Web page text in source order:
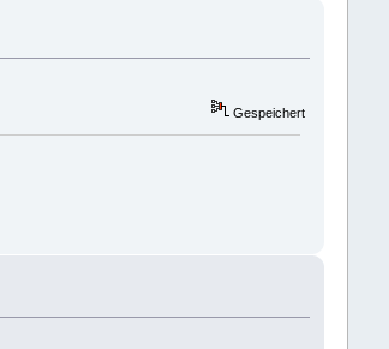
Gespeichert